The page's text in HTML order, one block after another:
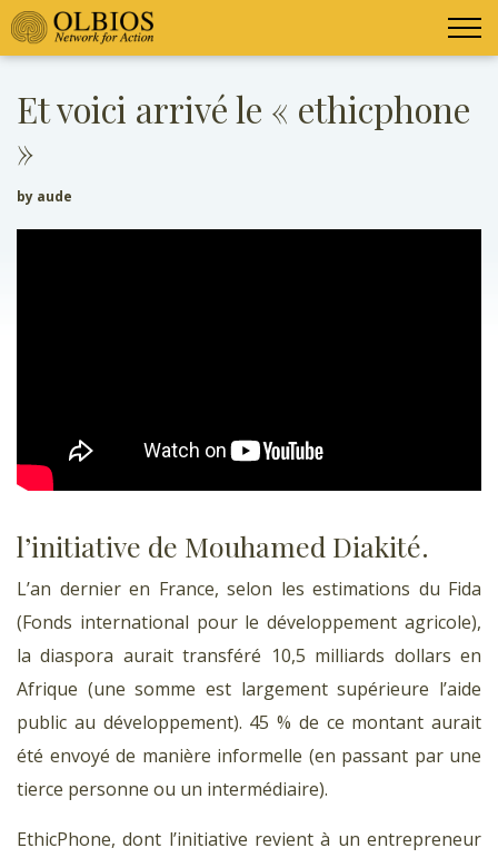
Et voici arrivé le « ethicphone
»
by aude
l’initiative de Mouhamed Diakité.
L’an dernier en France, selon les estimations du Fida
(Fonds international pour le développement agricole),
la diaspora aurait transféré 10,5 milliards dollars en
Afrique (une somme est largement supérieure l’aide
public au développement). 45 % de ce montant aurait
été envoyé de manière informelle (en passant par une
tierce personne ou un intermédiaire).
EthicPhone, dont l’initiative revient à un entrepreneur